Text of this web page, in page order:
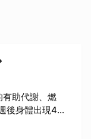
助代謝、燃
後身體出現4個